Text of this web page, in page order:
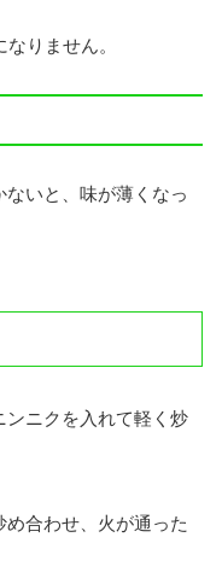
りません。
いと、味が薄くなっ
ニクを入れて軽く炒
合わせ、火が通った